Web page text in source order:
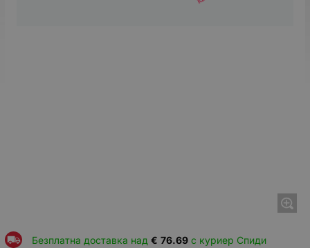
Безплатна доставка над 76.69
€ с куриер Спиди